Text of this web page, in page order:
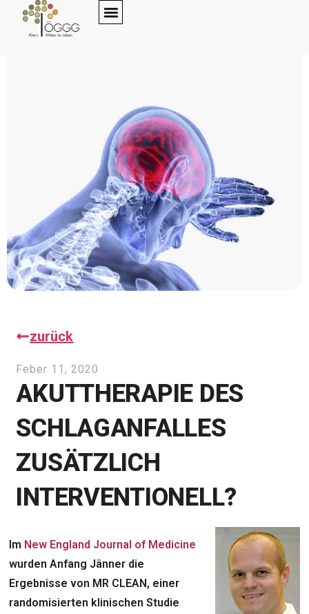
zurück
Feber 11, 2020
AKUTTHERAPIE DES
SCHLAGANFALLES
ZUSÄTZLICH
INTERVENTIONELL?
Im New England Journal of Medicine
wurden Anfang Jänner die
Ergebnisse von MR CLEAN, einer
randomisierten klinischen Studie